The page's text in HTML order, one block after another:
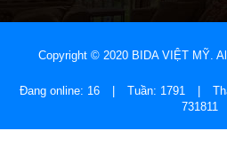
Copyright © 2020 BIDA VIỆT MỸ.
Đang online: 16 Tuần: 1791
731811